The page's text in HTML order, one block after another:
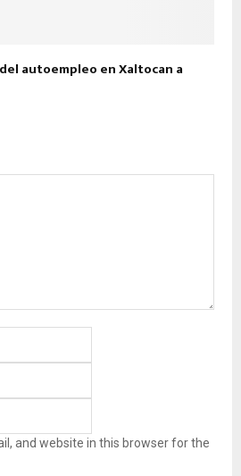
autoempleo en Xaltocan a
and website in this browser for the